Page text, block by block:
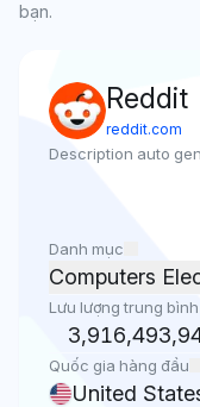
bạn.
Reddit
reddit.com
Description auto
Danh mục
Computers
Lưu lượng trung
Quốc gia hàng đầu
United